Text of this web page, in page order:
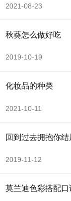
2021-08-23
秋葵怎么做好吃
2019-10-19
化妆品的种类
2021-10-11
回到过去拥抱你结
2019-11-12
莫兰迪色彩搭配口